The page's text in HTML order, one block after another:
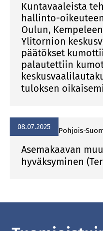
Kuntavaaleista
hallinto-
Oulun,
Ylitornion
päätökset
palautettiin
tuloksen
08.07.2025 Pohjois-
Asemakaavan
hyväksyminen